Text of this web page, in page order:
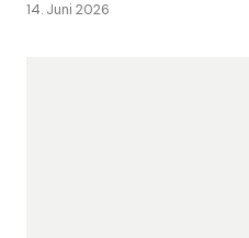
14. Juni 2026